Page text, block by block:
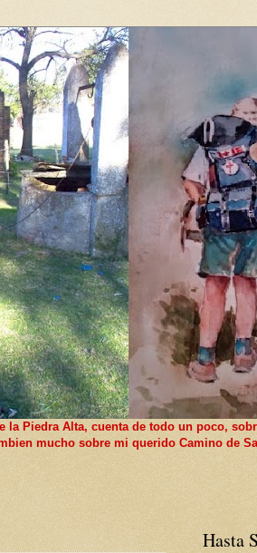
Piedra Alta, cuenta de todo un poco,
mucho sobre mi querido Camino de
Hasta